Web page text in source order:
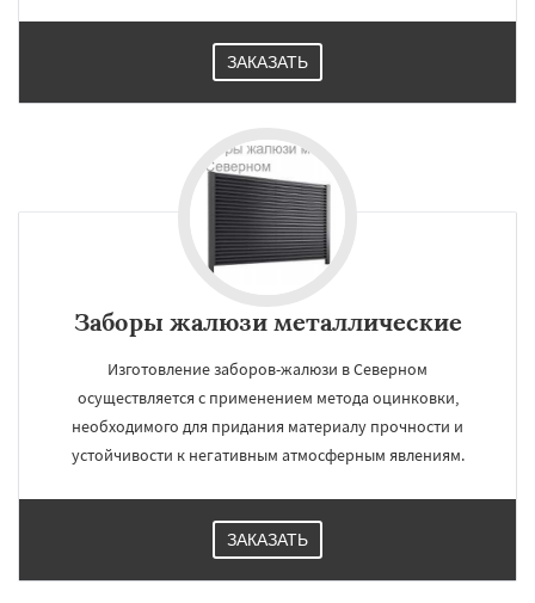
ЗАКАЗАТЬ
Заборы жалюзи металлические
Изготовление заборов-жалюзи в Северном
осуществляется с применением метода оцинковки,
необходимого для придания материалу прочности и
устойчивости к негативным атмосферным явлениям.
ЗАКАЗАТЬ